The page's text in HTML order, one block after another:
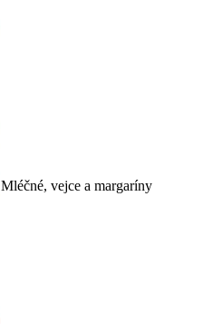
Mléčné, vejce a margaríny